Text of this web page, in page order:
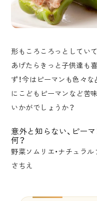
形もころころっとしてい
あげたらきっと子供達も
ず！今はピーマンも色々
にこどもピーマンなど苦
いかがでしょうか？
意外と知らない、ピー
何？
野菜ソムリエ・ナチュラ
さちえ